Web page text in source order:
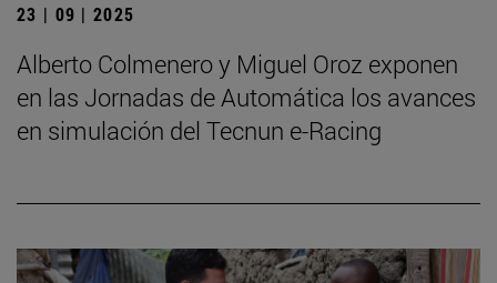
23 | 09 | 2025
Alberto Colmenero y Miguel Oroz exponen
en las Jornadas de Automática los avances
en simulación del Tecnun e-Racing